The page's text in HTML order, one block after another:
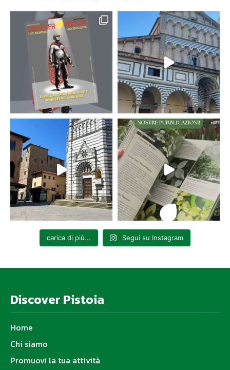
carica di più... Segui su Instagram
Discover Pistoia
Home
Chi siamo
Promuovi la tua attività